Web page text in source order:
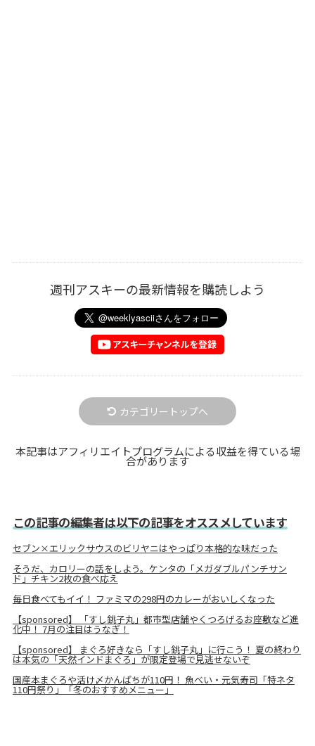
週刊アスキーの最新情報を購読しよう
カテゴリートップへ
本記事はアフィリエイトプログラムによる収益を得ている場
合があります
この記事の編集者は以下の記事をオススメしています
セブン×エリックサウスのビリヤニはやっぱり本格的な味だった
そうだ、カロリーの話をしよう。ケンタの「メガダブルパンチサン
ド」チキン2枚の食べ応え
毎日食べてもイイ！ ファミマの298円のカレーがおいしくなった
【sponsored】 「すし銚子丸」都市型店舗やくつろげるお座敷など進
化中！ 7月の注目はうなぎ！
【sponsored】 まぐろ好きなら「すし銚子丸」に行こう！ 夏の終わり
は本気の「天然インドまぐろ」が限定登場で見逃せないぞ
国産本まぐろや活け〆かんぱちが110円！ 魚べい・元気寿司「特ネタ
110円祭り」「冬のおすすめメニュー」